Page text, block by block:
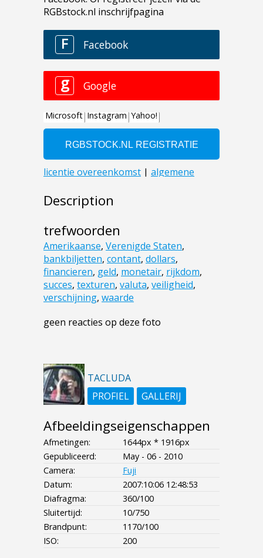
Description
trefwoorden
Amerikaanse, Verenigde Staten,
bankbiljetten, contant, dollars,
financieren, geld, monetair, rijkdom,
succes, texturen, valuta, veiligheid,
verschijning, waarde
geen reacties op deze foto
TACLUDA
PROFIEL
GALLERIJ
Afbeeldingseigenschappen
Afmetingen:
1644px * 1916px
Gepubliceerd:
May - 06 - 2010
Camera:
Fuji
Datum:
2007:10:06 12:48:53
Diafragma:
360/100
Sluitertijd:
10/750
Brandpunt:
1170/100
ISO:
200